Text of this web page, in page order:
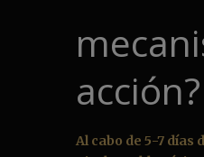
acción?
Al cabo de 5-7 días